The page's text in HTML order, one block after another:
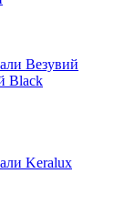
Везувий
Black
Keralux